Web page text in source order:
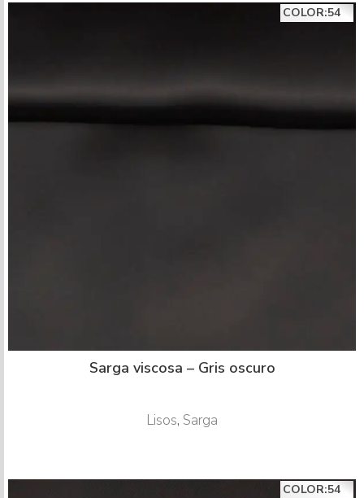
COLOR:54
Sarga viscosa – Gris oscuro
Lisos, Sarga
COLOR:54